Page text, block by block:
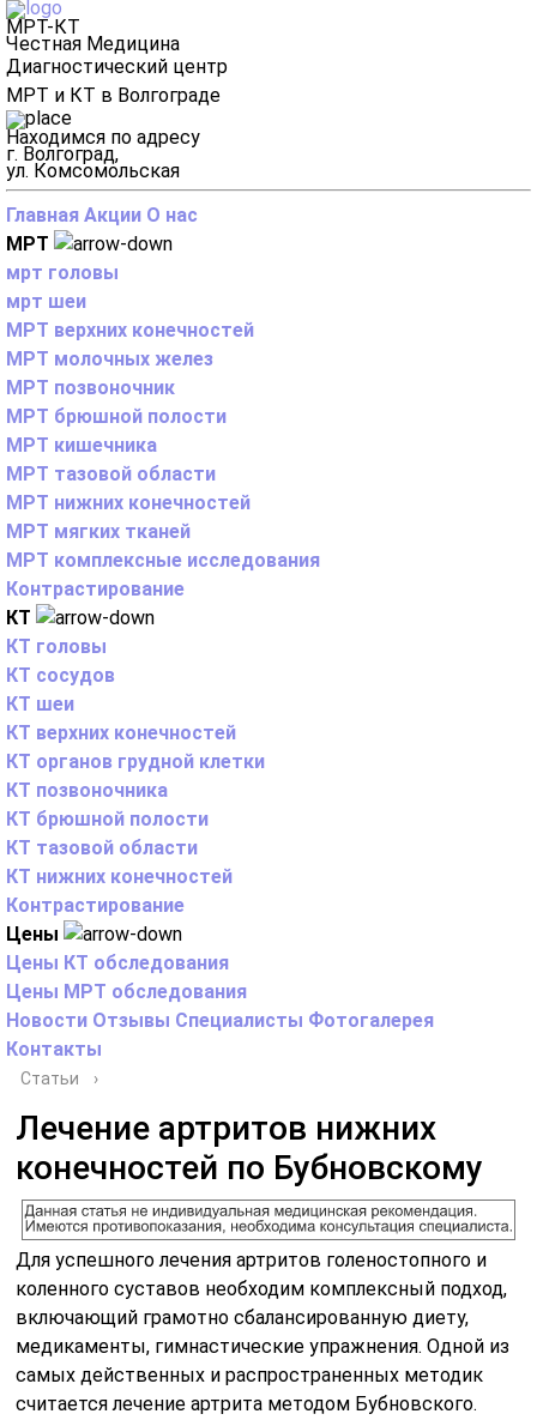
МРТ-КТ
Честная Медицина
Диагностический центр
МРТ и КТ в Волгограде
Находимся по адресу
г. Волгоград,
ул. Комсомольская
Главная Акции О нас
МРТ
мрт головы
мрт шеи
МРТ верхних конечностей
МРТ молочных желез
МРТ позвоночник
МРТ брюшной полости
МРТ кишечника
МРТ тазовой области
МРТ нижних конечностей
МРТ мягких тканей
МРТ комплексные исследования
Контрастирование
КТ
КТ головы
КТ сосудов
КТ шеи
КТ верхних конечностей
КТ органов грудной клетки
КТ позвоночника
КТ брюшной полости
КТ тазовой области
КТ нижних конечностей
Контрастирование
Цены
Цены КТ обследования
Цены МРТ обследования
Новости Отзывы Специалисты Фотогалерея
Контакты
Статьи ›
Лечение артритов нижних
конечностей по Бубновскому
Для успешного лечения артритов голеностопного и
коленного суставов необходим комплексный подход,
включающий грамотно сбалансированную диету,
медикаменты, гимнастические упражнения. Одной из
самых действенных и распространенных методик
считается лечение артрита методом Бубновского.